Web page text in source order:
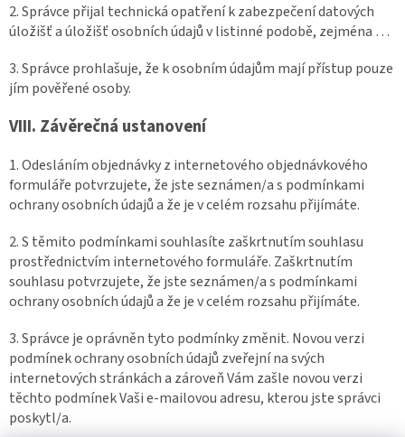
2. Správce přijal technická opatření k zabezpečení datových
úložišť a úložišť osobních údajů v listinné podobě, zejména …
3. Správce prohlašuje, že k osobním údajům mají přístup pouze
jím pověřené osoby.
VIII. Závěrečná ustanovení
1. Odesláním objednávky z internetového objednávkového
formuláře potvrzujete, že jste seznámen/a s podmínkami
ochrany osobních údajů a že je v celém rozsahu přijímáte.
2. S těmito podmínkami souhlasíte zaškrtnutím souhlasu
prostřednictvím internetového formuláře. Zaškrtnutím
souhlasu potvrzujete, že jste seznámen/a s podmínkami
ochrany osobních údajů a že je v celém rozsahu přijímáte.
3. Správce je oprávněn tyto podmínky změnit. Novou verzi
podmínek ochrany osobních údajů zveřejní na svých
internetových stránkách a zároveň Vám zašle novou verzi
těchto podmínek Vaši e-mailovou adresu, kterou jste správci
poskytl/a.